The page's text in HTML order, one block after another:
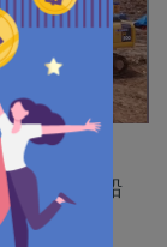
「浚廣」
的集裝箱船